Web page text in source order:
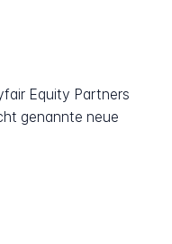
Equity Partners
genannte neue